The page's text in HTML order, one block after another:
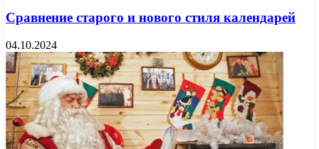
Сравнение старого и нового стиля календарей
04.10.2024